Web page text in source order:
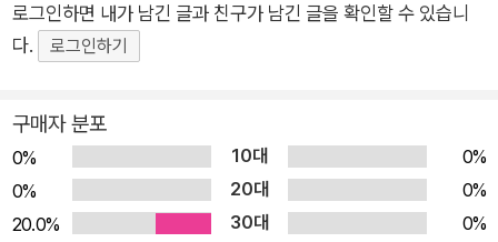
‘돌처럼 아무것도 안 하고 싶다.’예요. 특기는 돌멩이처럼 꼼짝하
지 않고, 잠만 자는 거고요. 공부는 말할 것도 없고, 학원도 질색
도전을 좋아하고, 목표를 세우면 열심히 노력할 줄도 아는 어린이
였어요. 그런데 4학년 1학기 반장 선거에 나가서 망신만 당하고
나서는 아무것도 하고 싶지 않아졌어요. 그러던 어느날, ‘깨톡’ 하
고 메시지 알림이 울렸어요. ‘수면마녀’가 친구 신청을 한 거예요.
로그인하면 내가 남긴 글과 친구가 남긴 글을 확인할 수 있습니
다.
로그인하기
구매자 분포
0% 10대
0%
0%
20대
0%
20.0%
30대
0%